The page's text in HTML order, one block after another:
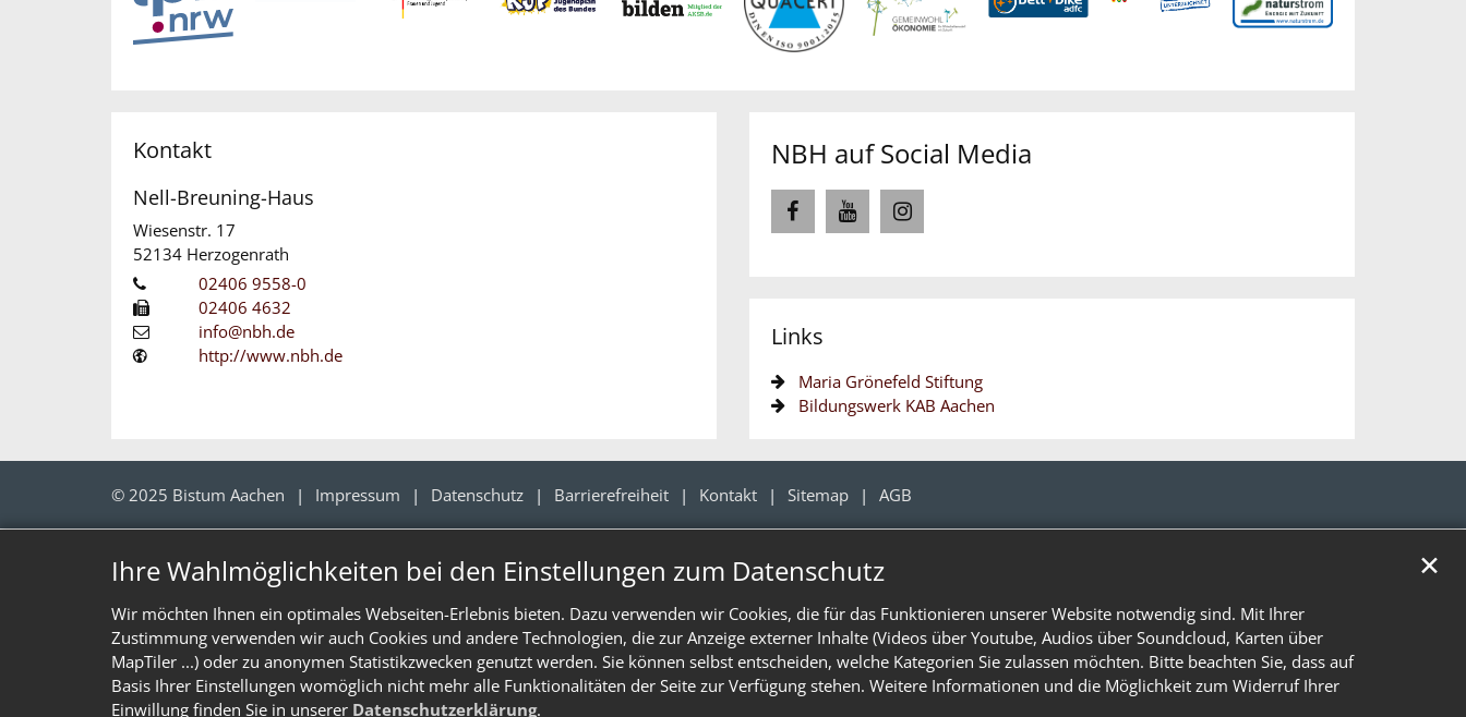
Ihre Wahlmöglichkeiten bei den Einstellungen zum Datenschutz
Wir möchten Ihnen ein optimales Webseiten-Erlebnis bieten. Dazu verwenden wir Cookies, die für das Funktionieren unserer Website notwendig sind. Mit Ihrer
Zustimmung verwenden wir auch Cookies und andere Technologien, die zur Anzeige externer Inhalte (Videos über Youtube, Audios über Soundcloud, Karten über
MapTiler ...) oder zu anonymen Statistikzwecken genutzt werden. Sie können selbst entscheiden, welche Kategorien Sie zulassen möchten. Bitte beachten Sie, dass auf
Basis Ihrer Einstellungen womöglich nicht mehr alle Funktionalitäten der Seite zur Verfügung stehen. Weitere Informationen und die Möglichkeit zum Widerruf Ihrer
Einwillung finden Sie in unserer Datenschutzerklärung.
✕
Kontakt
Nell-Breuning-Haus
Wiesenstr. 17
52134 Herzogenrath
02406 9558-0
02406 4632
info@nbh.de
http://www.nbh.de
NBH auf Social Media
Links
Maria Grönefeld Stiftung
Bildungswerk KAB Aachen
© 2025 Bistum Aachen Impressum Datenschutz Barrierefreiheit Kontakt Sitemap AGB